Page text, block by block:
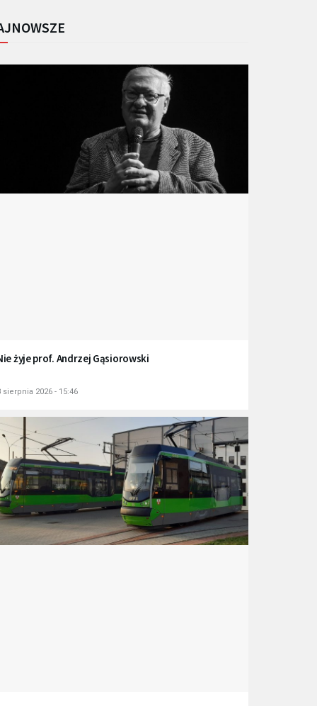
żyje prof. Andrzej Gąsiorowski
sierpnia 2026 - 15:46